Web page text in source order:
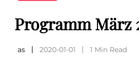
Programm März
as 2020-01-01 1 Min Read